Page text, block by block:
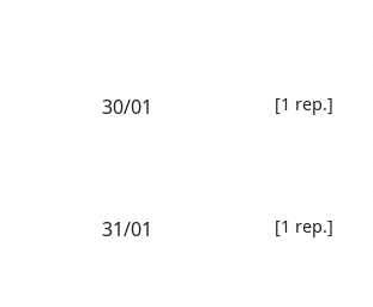
30/01 [1 rep.]
31/01 [1 rep.]